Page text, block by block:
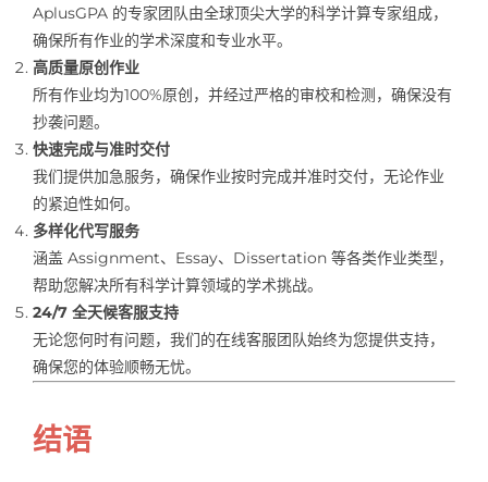
AplusGPA 的专家团队由全球顶尖大学的科学计算专家组成，
确保所有作业的学术深度和专业水平。
高质量原创作业
所有作业均为100%原创，并经过严格的审校和检测，确保没有
抄袭问题。
快速完成与准时交付
我们提供加急服务，确保作业按时完成并准时交付，无论作业
的紧迫性如何。
多样化代写服务
涵盖 Assignment、Essay、Dissertation 等各类作业类型，
帮助您解决所有科学计算领域的学术挑战。
24/7 全天候客服支持
无论您何时有问题，我们的在线客服团队始终为您提供支持，
确保您的体验顺畅无忧。
结语